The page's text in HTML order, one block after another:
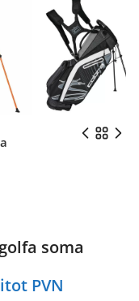
soma
PVN